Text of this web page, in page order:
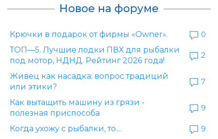
Новое на форуме
Крючки в подарок от фирмы «Owner».
0
ТОП—5. Лучшие лодки ПВХ для рыбалки
под мотор, НДНД. Рейтинг 2026 года!
2
Живец как насадка: вопрос традиций
или этики?
7
Как вытащить машину из грязи -
полезная приспособа
9
Когда ухожу с рыбалки, то....
9